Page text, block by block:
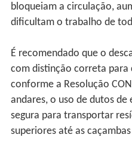
bloqueiam a circulação,
dificultam o trabalho de
É recomendado que o
com distinção correta para
conforme a Resolução
andares, o uso de dutos
segura para transportar
superiores até as